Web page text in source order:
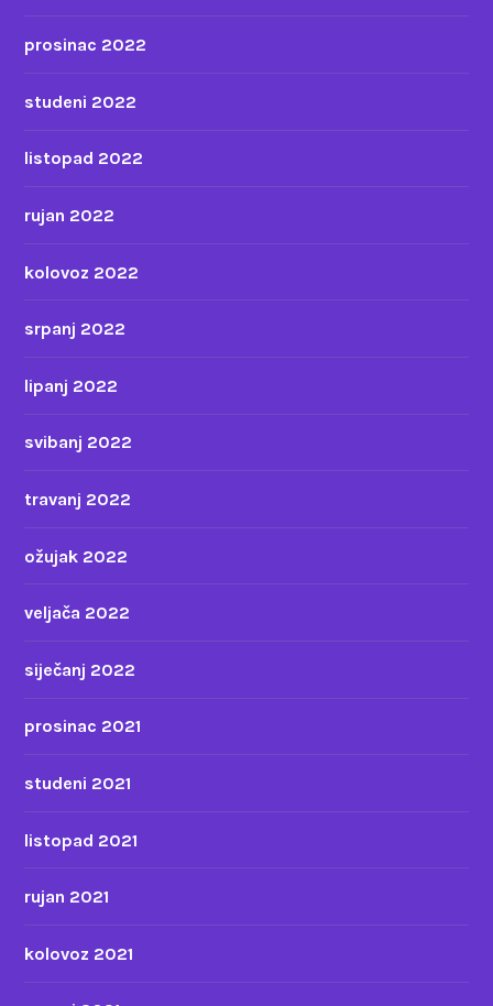
prosinac 2022
studeni 2022
listopad 2022
rujan 2022
kolovoz 2022
srpanj 2022
lipanj 2022
svibanj 2022
travanj 2022
ožujak 2022
veljača 2022
siječanj 2022
prosinac 2021
studeni 2021
listopad 2021
rujan 2021
kolovoz 2021